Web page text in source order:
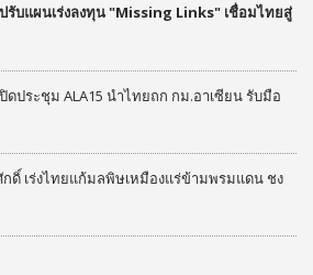
บแผนเร่งลงทุน "Missing Links" เชื่อมไทยสู่
ดประชุม ALA15 นำไทยถก กม.อาเซียน รับมือ
ดิ์ เร่งไทยแก้มลพิษเหมืองแร่ข้ามพรมแดน ชง